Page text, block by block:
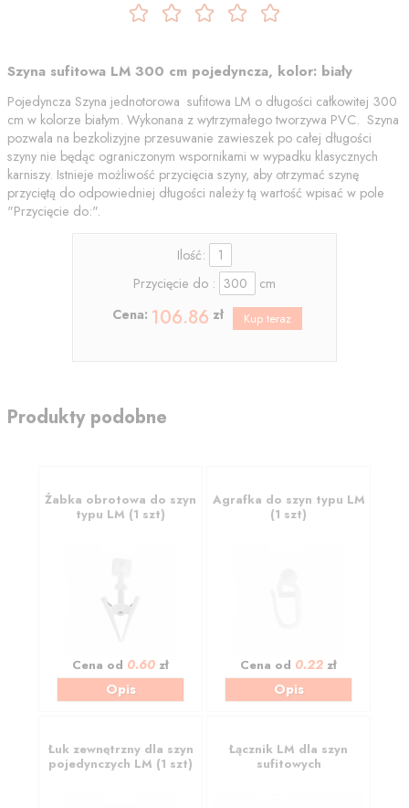
Szyna sufitowa LM 300 cm pojedyncza, kolor: biały
Pojedyncza Szyna jednotorowa sufitowa LM o długości całkowitej 300
cm w kolorze białym. Wykonana z wytrzymałego tworzywa PVC. Szyna
pozwala na bezkolizyjne przesuwanie zawieszek po całej długości
szyny nie będąc ograniczonym wspornikami w wypadku klasycznych
karniszy. Istnieje możliwość przycięcia szyny, aby otrzymać szynę
przyciętą do odpowiedniej długości należy tą wartość wpisać w pole
"Przycięcie do:".
Ilość:
Przycięcie do :
cm
Cena: 106.86 zł
Produkty podobne
Żabka obrotowa do szyn
typu LM (1 szt)
Cena od 0.60 zł
Opis
Agrafka do szyn typu LM
(1 szt)
Cena od 0.22 zł
Opis
Łuk zewnętrzny dla szyn
pojedynczych LM (1 szt)
Łącznik LM dla szyn
sufitowych